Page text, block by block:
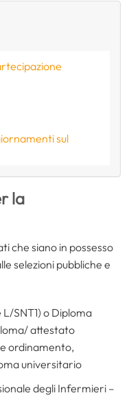
sul
la
che siano in possesso
selezioni pubbliche e
SNT1) o Diploma
attestato
ordinamento,
universitario
degli Infermieri –